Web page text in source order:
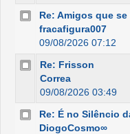
Re: Amigos que se
fracafigura007
09/08/2026 07:12
Re: Frisson
Correa
09/08/2026 03:49
Re: É no Silêncio
DiogoCosmo∞